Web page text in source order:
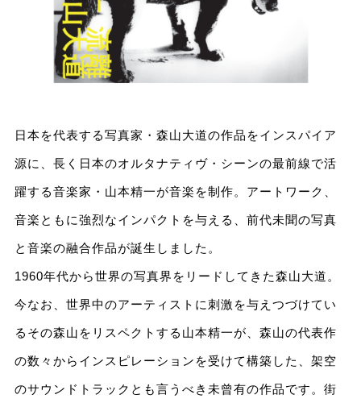
日本を代表する写真家・森山大道の作品をインスパイア
源に、長く日本のオルタナティヴ・シーンの最前線で活
躍する音楽家・山本精一が音楽を制作。アートワーク、
音楽ともに強烈なインパクトを与える、前代未聞の写真
と音楽の融合作品が誕生しました。
1960年代から世界の写真界をリードしてきた森山大道。
今なお、世界中のアーティストに刺激を与えつづけてい
るその森山をリスペクトする山本精一が、森山の代表作
の数々からインスピレーションを受けて構築した、架空
のサウンドトラックとも言うべき未曾有の作品です。街